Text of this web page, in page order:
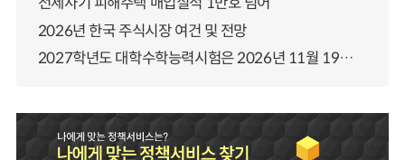
2026년 한국 주식시장 여건 및 전망
2027학년도 대학수학능력시험은 2026년 11월 19일(목)에 시행됩니다